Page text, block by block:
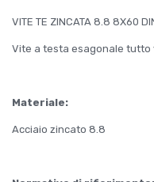
VITE TE ZINCATA 8.8 8X60
Vite a testa esagonale tutto
Materiale:
Acciaio zincato 8.8